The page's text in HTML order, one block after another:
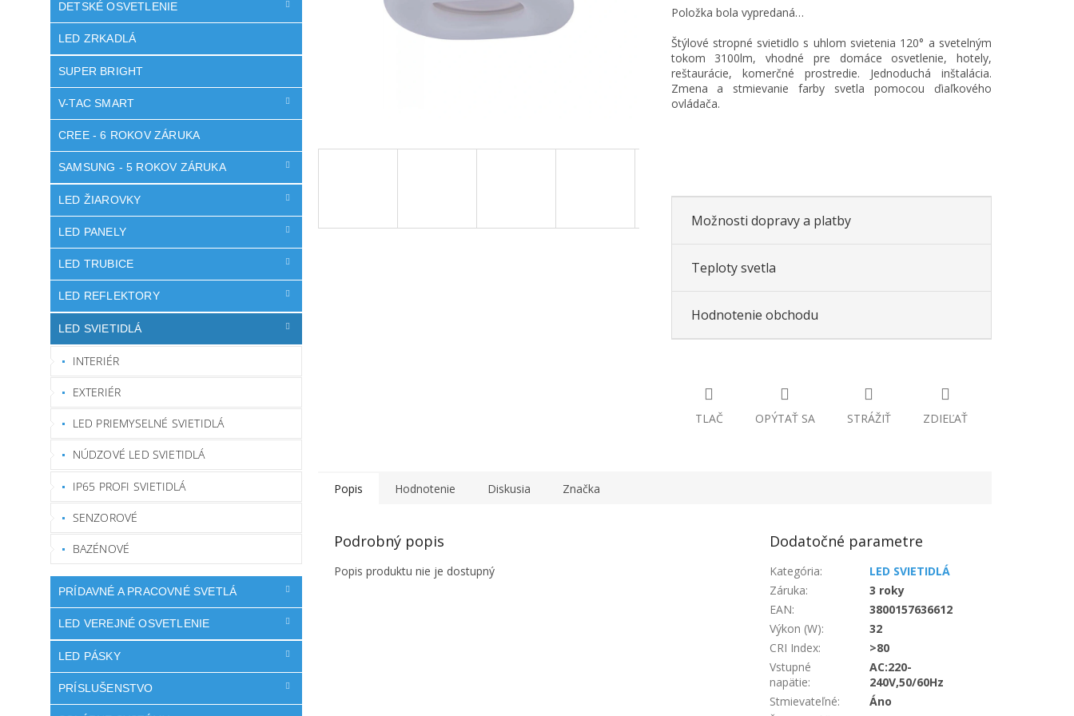
DETSKÉ OSVETLENIE
LED ZRKADLÁ
SUPER BRIGHT
V-TAC SMART
CREE - 6 ROKOV ZÁRUKA
SAMSUNG - 5 ROKOV ZÁRUKA
LED ŽIAROVKY
LED PANELY
LED TRUBICE
LED REFLEKTORY
LED SVIETIDLÁ
INTERIÉR
EXTERIÉR
LED PRIEMYSELNÉ SVIETIDLÁ
NÚDZOVÉ LED SVIETIDLÁ
IP65 PROFI SVIETIDLÁ
SENZOROVÉ
BAZÉNOVÉ
PRÍDAVNÉ A PRACOVNÉ SVETLÁ
LED VEREJNÉ OSVETLENIE
LED PÁSKY
PRÍSLUŠENSTVO
Položka bola vypredaná…
Štýlové stropné svietidlo s uhlom svietenia 120° a svetelným
tokom 3100lm, vhodné pre domáce osvetlenie, hotely,
reštaurácie, komerčné prostredie. Jednoduchá inštalácia.
Zmena a stmievanie farby svetla pomocou ďiaľkového
ovládača.
Možnosti dopravy a platby
Teploty svetla
Hodnotenie obchodu
TLAČ OPÝTAŤ SA STRÁŽIŤ ZDIEĽAŤ
Popis Hodnotenie Diskusia Značka
Podrobný popis
Popis produktu nie je dostupný
Dodatočné parametre
Kategória:
LED SVIETIDLÁ
Záruka:
3 roky
EAN:
3800157636612
Výkon (W):
32
CRI Index:
>80
Vstupné
napätie:
AC:220-
240V,50/60Hz
Stmievateľné:
Áno